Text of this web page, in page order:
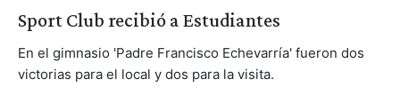
Sport Club recibió a Estudiantes
En el gimnasio 'Padre Francisco Echevarría' fueron dos
victorias para el local y dos para la visita.